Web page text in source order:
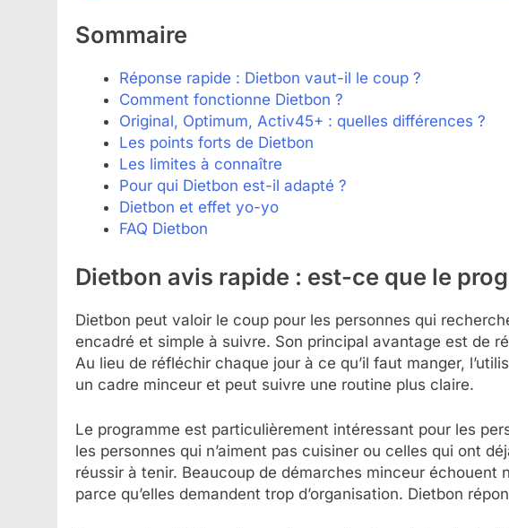
Sommaire
Réponse rapide : Dietbon vaut-il le coup ?
Comment fonctionne Dietbon ?
Original, Optimum, Activ45+ : quelles différences ?
Les points forts de Dietbon
Les limites à connaître
Pour qui Dietbon est-il adapté ?
Dietbon et effet yo-yo
FAQ Dietbon
Dietbon avis rapide : est-ce que le
Dietbon peut valoir le coup pour les personnes qui
encadré et simple à suivre. Son principal avantage est de
Au lieu de réfléchir chaque jour à ce qu’il faut manger,
un cadre minceur et peut suivre une routine plus claire.
Le programme est particulièrement intéressant pour les
les personnes qui n’aiment pas cuisiner ou celles qui ont
réussir à tenir. Beaucoup de démarches minceur échouent
parce qu’elles demandent trop d’organisation. Dietbon